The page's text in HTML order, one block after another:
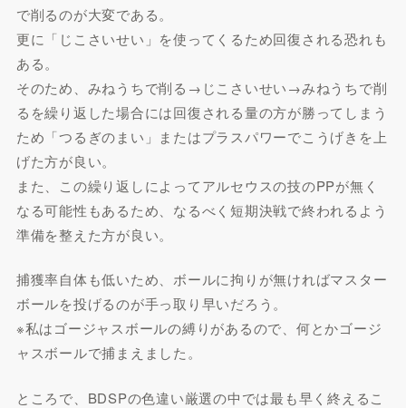
で削るのが大変である。
更に「じこさいせい」を使ってくるため回復される恐れも
ある。
そのため、みねうちで削る→じこさいせい→みねうちで削
るを繰り返した場合には回復される量の方が勝ってしまう
ため「つるぎのまい」またはプラスパワーでこうげきを上
げた方が良い。
また、この繰り返しによってアルセウスの技のPPが無く
なる可能性もあるため、なるべく短期決戦で終われるよう
準備を整えた方が良い。
捕獲率自体も低いため、ボールに拘りが無ければマスター
ボールを投げるのが手っ取り早いだろう。
※私はゴージャスボールの縛りがあるので、何とかゴージ
ャスボールで捕まえました。
ところで、BDSPの色違い厳選の中では最も早く終えるこ